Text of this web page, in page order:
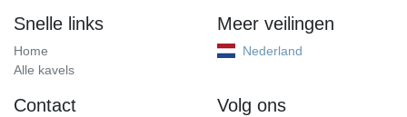
Snelle links
Home
Alle kavels
Meer veilingen
Nederland
Contact Volg ons